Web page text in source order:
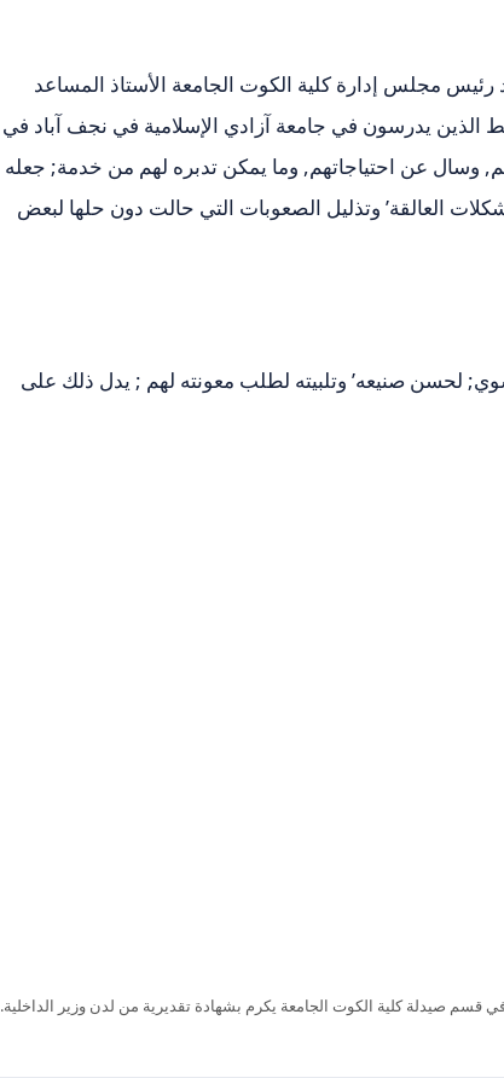
رئيس مجلس إدارة كلية الكوت الجامعة الأستاذ المساعد
الذين يدرسون في جامعة آزادي الإسلامية في نجف آباد في
وسال عن احتياجاتهم, وما يمكن تدبره لهم من خدمة; جعله
العالقة’ وتذليل الصعوبات التي حالت دون حلها لبعض
لحسن صنيعه’ وتلبيته لطلب معونته لهم ; يدل ذلك على
صيدلة كلية الكوت الجامعة يكرم بشهادة تقديرية من لدن وزير الداخلية.